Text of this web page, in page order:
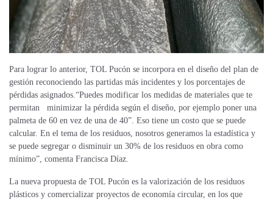
Para lograr lo anterior, TOL Pucón se incorpora en el diseño del plan de
gestión reconociendo las partidas más incidentes y los porcentajes de
pérdidas asignados.“Puedes modificar los medidas de materiales que te
permitan minimizar la pérdida según el diseño, por ejemplo poner una
palmeta de 60 en vez de una de 40”. Eso tiene un costo que se puede
calcular. En el tema de los residuos, nosotros generamos la estadística y
se puede segregar o disminuir un 30% de los residuos en obra como
mínimo”, comenta Francisca Díaz.
La nueva propuesta de TOL Pucón es la valorización de los residuos
plásticos y comercializar proyectos de economía circular, en los que